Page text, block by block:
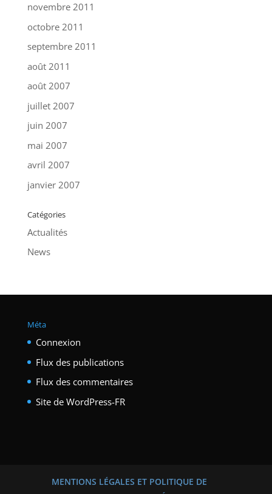
novembre 2011
octobre 2011
septembre 2011
août 2011
août 2007
juillet 2007
juin 2007
mai 2007
avril 2007
janvier 2007
Catégories
Actualités
News
Méta
Connexion
Flux des publications
Flux des commentaires
Site de WordPress-FR
MENTIONS LÉGALES ET POLITIQUE DE